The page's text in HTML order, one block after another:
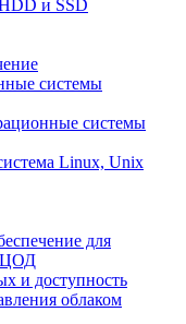
и SSD
системы
системы
Linux, Unix
для
ЦОД
и доступность
облаком